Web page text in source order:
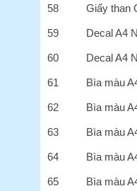
58 Giấy than
59 Decal A4
60 Decal A4
61 Bìa màu
62 Bìa màu
63 Bìa màu
64 Bìa màu
65 Bìa màu